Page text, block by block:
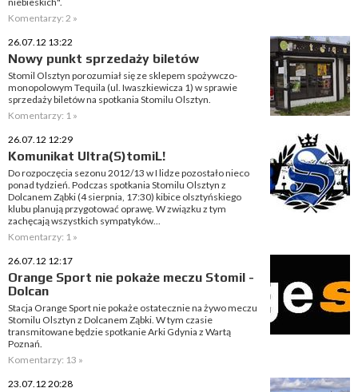
Komentarzy: 2 »
26.07.12 13:22
Nowy punkt sprzedaży biletów
Stomil Olsztyn porozumiał się ze sklepem spożywczo-
monopolowym Tequila (ul. Iwaszkiewicza 1) w sprawie
sprzedaży biletów na spotkania Stomilu Olsztyn.
Komentarzy: 1 »
26.07.12 12:29
Komunikat Ultra(S)tomiL!
Do rozpoczęcia sezonu 2012/13 w I lidze pozostało nieco
ponad tydzień. Podczas spotkania Stomilu Olsztyn z
Dolcanem Ząbki (4 sierpnia, 17:30) kibice olsztyńskiego
klubu planują przygotować oprawę. W związku z tym
zachęcają wszystkich sympatyków...
Komentarzy: 1 »
26.07.12 12:17
Orange Sport nie pokaże meczu Stomil -
Dolcan
Stacja Orange Sport nie pokaże ostatecznie na żywo meczu
Stomilu Olsztyn z Dolcanem Ząbki. W tym czasie
transmitowane będzie spotkanie Arki Gdynia z Wartą
Poznań.
Komentarzy: 13 »
23.07.12 20:28